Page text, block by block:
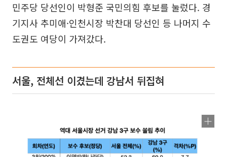
민주당 당선인이 박형준 국민의힘 후보를 눌렀다. 경
기지사 추미애·인천시장 박찬대 당선인 등 나머지 수
도권도 여당이 가져갔다.
서울, 전체선 이겼는데 강남서 뒤집혀